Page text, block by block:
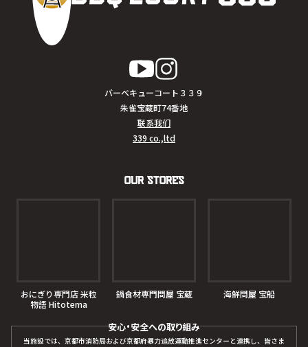
バーベキューコート３３９
朱雀宝蔵町74番地
联系我们
339 co.,ltd
Our Stores
おにぎり専門店 米粒
物語 Hitotema
鍋食材専門問屋 宝蔵 海鮮問屋 宝船
安心・安全への取り組み
当施設では、京都市消防局および京都府暴力追放運動推進センターと連携し、皆さま